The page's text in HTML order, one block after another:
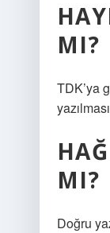
MI?
TDK’ya
MI?
Doğru